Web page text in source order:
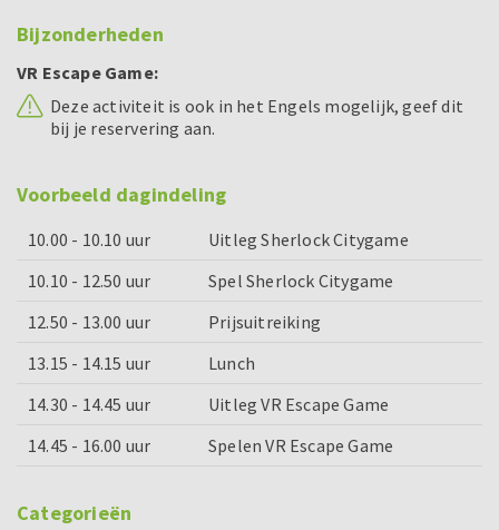
Bijzonderheden
VR Escape Game:
Deze activiteit is ook in het Engels mogelijk, geef dit
bij je reservering aan.
Voorbeeld dagindeling
10.00 - 10.10 uur
Uitleg Sherlock Citygame
10.10 - 12.50 uur
Spel Sherlock Citygame
12.50 - 13.00 uur
Prijsuitreiking
13.15 - 14.15 uur
Lunch
14.30 - 14.45 uur
Uitleg VR Escape Game
14.45 - 16.00 uur
Spelen VR Escape Game
Categorieën